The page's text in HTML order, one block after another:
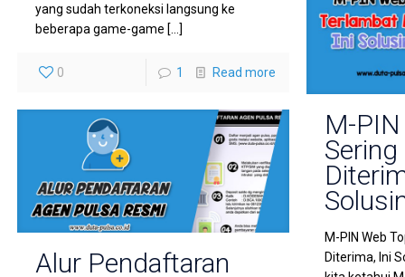
yang sudah terkoneksi langsung ke
beberapa game-game […]
0 1 Read more
M-
M-PIN Web
Diterima, Ini
Alur Pendaftaran